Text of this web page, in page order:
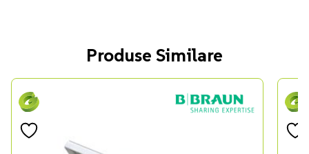
Produse Similare